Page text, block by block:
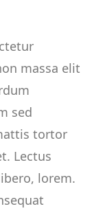
massa elit
sed
tortor
Lectus
lorem.